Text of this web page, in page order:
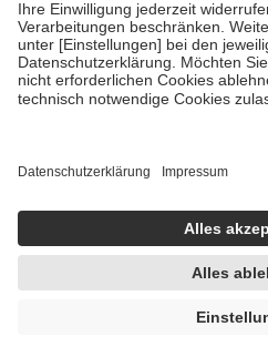
• Untersuchungen zur Vorsorge und
GKV getragen werden
• empfohlenen Schutzimpfungen
• Harn- und Blutteststreifen
getroffen, um sicherzustellen, dass
https://help.etrusted.com/hc/de/
Einige Bilder und Inhalte wurden